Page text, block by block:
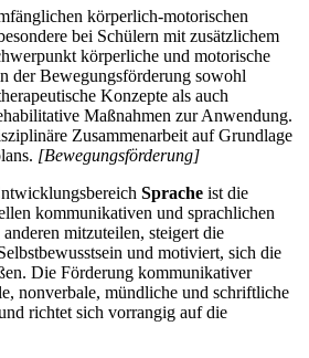
körperlich-motorischen
bei Schülern mit zusätzlichem
körperliche und motorische
der Bewegungsförderung sowohl
Konzepte als auch
Maßnahmen zur Anwendung.
Zusammenarbeit auf Grundlage
[Bewegungsförderung]
Sprache ist die
kommunikativen und sprachlichen
mitzuteilen, steigert die
und motiviert, sich die
Die Förderung kommunikativer
nonverbale, mündliche und schriftliche
richtet sich vorrangig auf die